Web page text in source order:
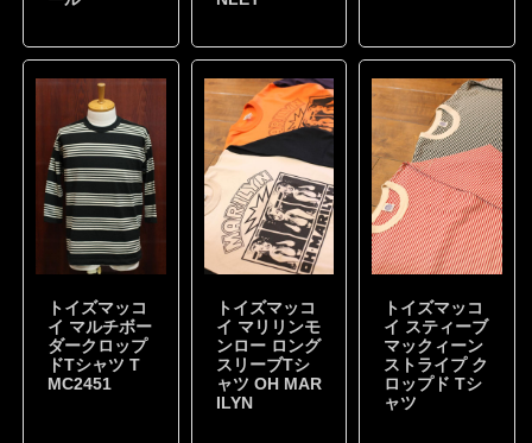
トイズマッコ
イ マルチボー
ダークロップ
ドTシャツ T
MC2451
トイズマッコ
イ マリリンモ
ンロー ロング
スリーブTシ
ャツ OH MAR
ILYN
トイズマッコ
イ スティーブ
マックィーン
ストライプ ク
ロップド Tシ
ャツ